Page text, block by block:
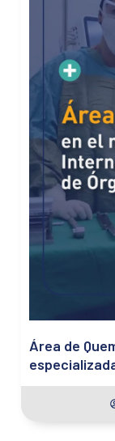
Área de